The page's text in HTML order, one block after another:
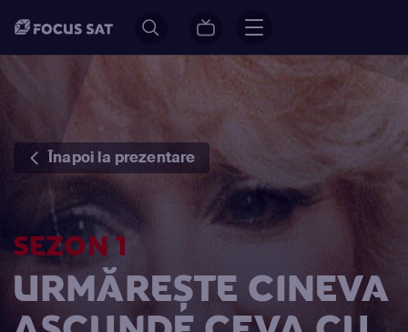
Înapoi la prezentare
SEZON 1
URMĂREȘTE CINEVA